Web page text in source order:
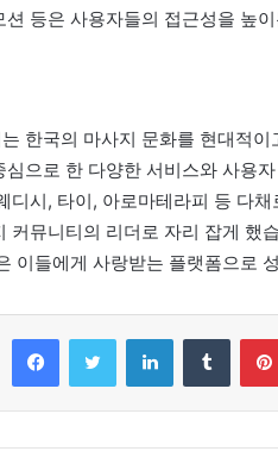
션 등은 사용자들의 접근성을 높
한국의 마사지 문화를 현대적
심으로 한 다양한 서비스와 사용
디시, 타이, 아로마테라피 등 다
커뮤니티의 리더로 자리 잡게 했
이들에게 사랑받는 플랫폼으로
FacebookTwitter LinkedInTumblr